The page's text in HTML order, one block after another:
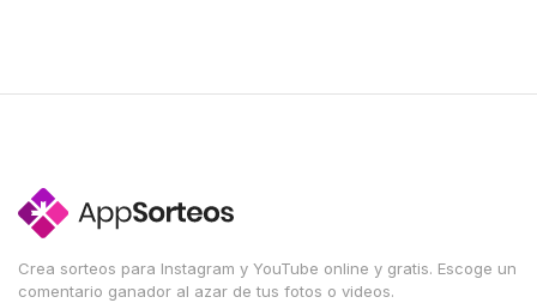
Crea sorteos para Instagram y YouTube online y gratis. Escoge un
comentario ganador al azar de tus fotos o videos.